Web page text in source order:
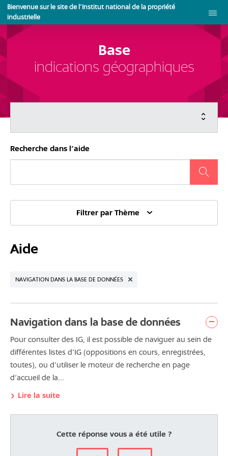
Aller
au
contenu
principal
Bienvenue sur le site de l'Institut national de la propriété
industrielle
Base
indications géographiques
Recherche dans l'aide
Filtrer par Thème
Aide
NAVIGATION DANS LA BASE DE DONNÉES
Navigation dans la base de données
Pour consulter des IG, il est possible de naviguer au sein de
différentes listes d’IG (oppositions en cours, enregistrées,
toutes), ou d’utiliser le moteur de recherche en page
d’accueil de la...
Lire la suite
Cette réponse vous a été utile ?